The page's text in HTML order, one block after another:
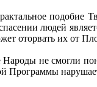
людей
оторвать их от
Народы не смогли
Программы